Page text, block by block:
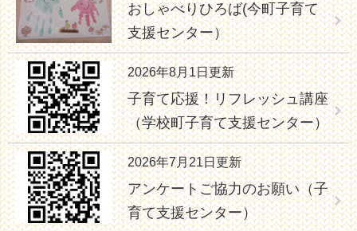
へ
おしゃべりひろば(今町子育て
支援センター）
2026年8月1日更新
子育て応援！リフレッシュ講座
（学校町子育て支援センター）
2026年7月21日更新
アンケートご協力のお願い（子
育て支援センター）